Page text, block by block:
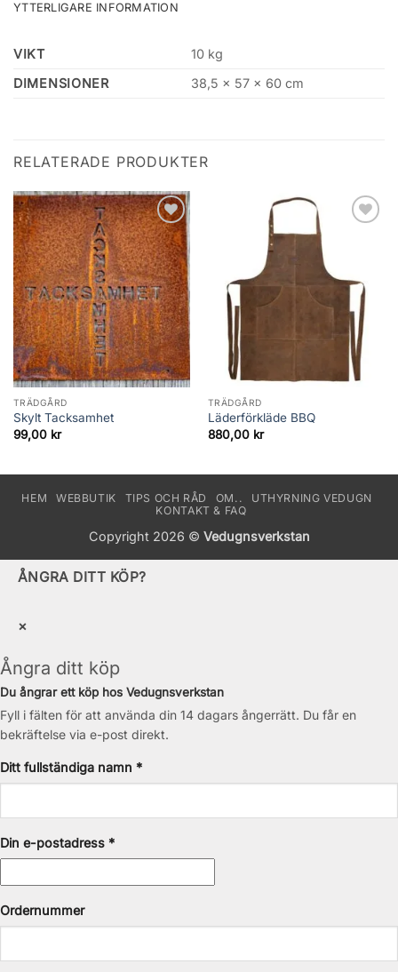
YTTERLIGARE INFORMATION
VIKT
10 kg
DIMENSIONER
38,5 × 57 × 60 cm
RELATERADE PRODUKTER
Add to
wishlist
TRÄDGÅRD
Skylt Tacksamhet
99,00 kr
TRÄDGÅRD
Läderförkläde BBQ
880,00 kr
HEM WEBBUTIK TIPS OCH RÅD OM..
UTHYRNING VEDUGN
KONTAKT & FAQ
Copyright 2026 © Vedugnsverkstan
ÅNGRA DITT KÖP?
×
Ångra ditt köp
Du ångrar ett köp hos Vedugnsverkstan
Fyll i fälten för att använda din 14 dagars ångerrätt. Du får en
bekräftelse via e-post direkt.
Ditt fullständiga namn *
Din e-postadress *
Ordernummer